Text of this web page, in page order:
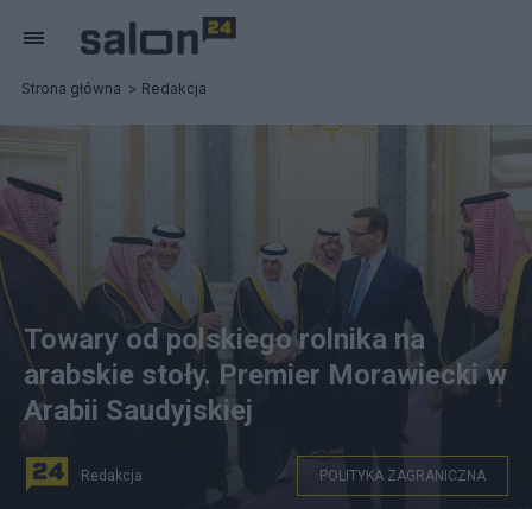
Strona główna Redakcja
Towary od polskiego rolnika na
arabskie stoły. Premier Morawiecki w
Arabii Saudyjskiej
Redakcja POLITYKA ZAGRANICZNA